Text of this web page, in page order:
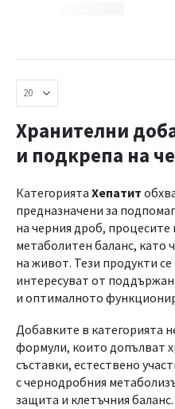
Хранителни
и подкрепа на
Категорията Хепатит
предназначени за
на черния дроб,
метаболитен баланс, като
на живот. Тези продукти
интересуват от
и оптималното
Добавките в категорията
формули, които допълват
съставки, естествено
с чернодробния
защита и клетъчния баланс.